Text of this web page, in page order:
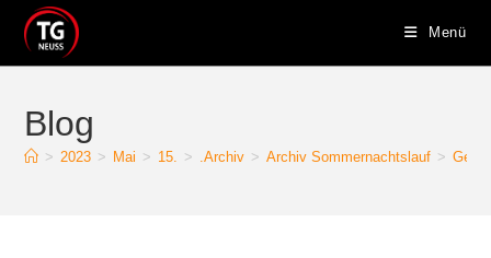
Inhalt
springen
Menü
Blog
> 2023 > Mai > 15. > .Archiv > Archiv Sommernachtslauf >